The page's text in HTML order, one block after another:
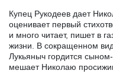
Купец Рукодеев дает
оценивает первый
и много читает, пишет в
жизни. В сокращенном
Лукьяныч гордится
мешает Николаю